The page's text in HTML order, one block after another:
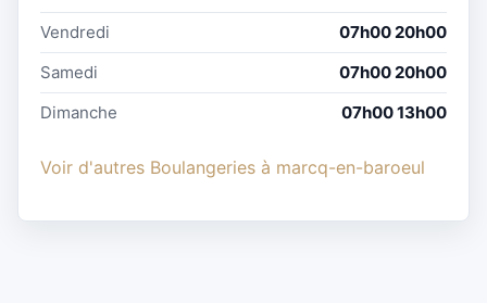
Vendredi
07h00 20h00
Samedi
07h00 20h00
Dimanche
07h00 13h00
Voir d'autres Boulangeries à marcq-en-baroeul